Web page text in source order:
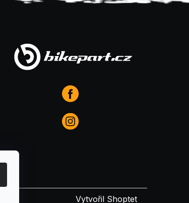
Vytvořil Shoptet